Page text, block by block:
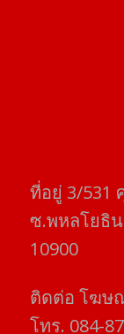
ที่อยู่​ 3/531​
ซ.พหลโยธิน​
10900
ติดต่อ​ โฆษ
โทร​. 084-